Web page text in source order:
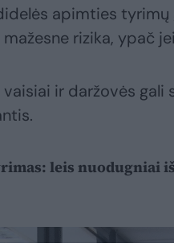
apimties tyrimų
rizika, ypač
ir daržovės gali
leis nuodugniai